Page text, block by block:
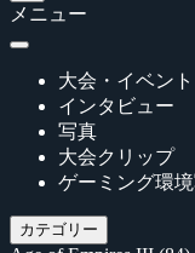
メニュー
大会・イベン
インタビュー
写真
大会クリップ
ゲーミング環
カテゴリー